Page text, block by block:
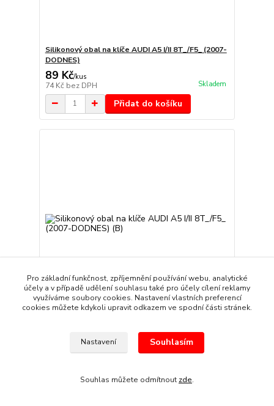
Silikonový obal na klíče AUDI A5 I/II 8T_/F5_ (2007-
DODNES)
89 Kč/kus
74 Kč bez DPH Skladem
Přidat do košíku
Přidat do košíku
Pro základní funkčnost, zpříjemnění používání webu, analytické
účely a v případě udělení souhlasu také pro účely cílení reklamy
využíváme soubory cookies. Nastavení vlastních preferencí
cookies můžete kdykoli upravit odkazem ve spodní části stránek.
Nastavení Souhlasím
Souhlas můžete odmítnout zde.